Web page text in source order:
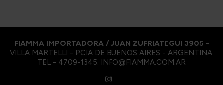
FIAMMA IMPORTADORA / JUAN ZUFRIATEGUI 3905 -
VILLA MARTELLI - PCIA DE BUENOS AIRES - ARGENTINA.
TEL - 4709-1345. INFO@FIAMMA.COM.AR